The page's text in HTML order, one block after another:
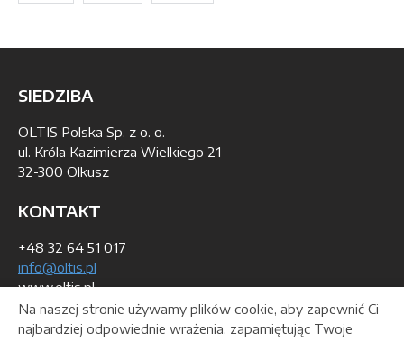
SIEDZIBA
OLTIS Polska Sp. z o. o.
ul. Króla Kazimierza Wielkiego 21
32-300 Olkusz
KONTAKT
+48 32 64 51 017
info@oltis.pl
www.oltis.pl
DANE DO WYSTAWIENIA FAKTURY
Na naszej stronie używamy plików cookie, aby zapewnić Ci
najbardziej odpowiednie wrażenia, zapamiętując Twoje